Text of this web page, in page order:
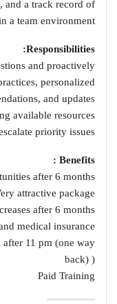
and a track record of
a team environment.
Responsibilities:
and proactively
personalized
and updates.
available resources
priority issues
Benefits :
after 6 months.
attractive package.
after 6 months.
medical insurance.
11 pm (one way
back) )
Paid Training